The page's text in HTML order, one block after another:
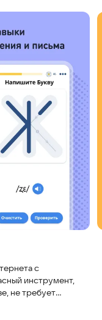
с
инструмент,
не требует